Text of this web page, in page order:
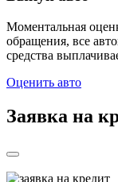
Моментальная
обращения, все
средства
Оценить авто
Заявка на